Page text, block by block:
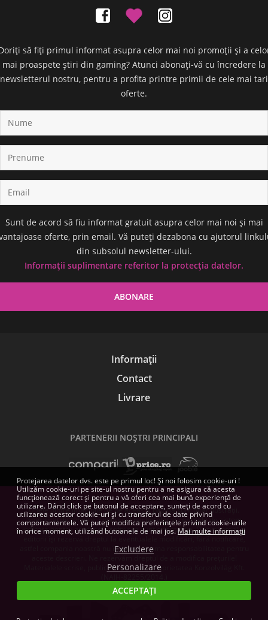
să fiți primul informat asupra celor mai noi promoții și a
mai proaspete știri din gaming? Atunci abonați-vă cu încredere la
newsletterul nostru, pentru a profita printre primii de cele mai tari
oferte.
Sunt de acord să fiu informat gratuit asupra celor mai noi și mai
oferte, prin email. Vă puteți dezabona cu ajutorul
din subsolul newsletter-ului.
Informații suplimentare referitor la protecția datelor.
Informații
Contact
Livrare
PARTENERII NOŞTRI PRINCIPALI
Unele dintre imaginile de pe această pagină sunt doar ilustrații.
Specificațiile tehnice, conținutul pachetelor și cerințele de sistem
indicate pentru produsele software sunt orientative. Dezvoltatorii și
editorii își rezervă dreptul la eventualele modificări, fără notificare,
astfel compania noastră nu își poate asuma responsabilitatea pentru
Materialele scrise, publicate aici, sunt proprietatea Konzolvilág Kft.
Protejarea datelor dvs. este pe primul loc! Și noi folosim cookie-uri !
Utilizăm cookie-uri pe site-ul nostru pentru a ne asigura că acesta
funcționează corect și pentru a vă oferi cea mai bună experiență de
utilizare. Dând click pe butonul de acceptare, sunteți de acord cu
utilizarea acestor cookie-uri și cu transferul de date privind
comportamentele. Vă puteți modifica preferințele privind cookie-urile
în orice moment, utilizând butoanele de mai jos. Mai multe informații
Excludere
Personalizare
ACCEPTAȚI